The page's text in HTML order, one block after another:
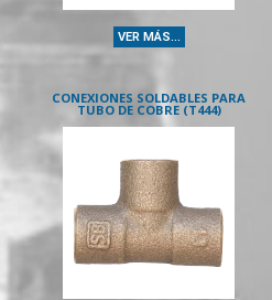
VER MÁS...
CONEXIONES SOLDABLES PARA
TUBO DE COBRE (T444)